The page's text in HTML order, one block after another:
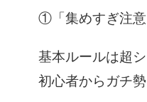
①「集めすぎ注
基本ルールは超
初心者からガチ